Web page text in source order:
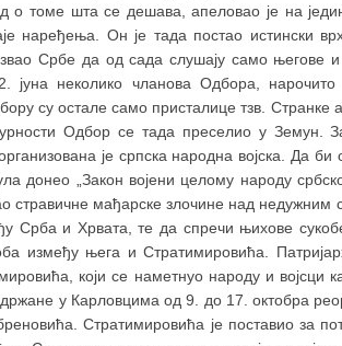
о томе шта се дешава, апеловао је на
наређења. Он је тада постао истински
Србе да од сада слушају само његове
јуна неколико чланова Одбора, нарочито
су остале само присталице тзв. Странке
Одбор се тада преселио у Земун.
је српска народна војска. Да
донео „Закон војени целому народу
стравичне мађарске злочине над
Срба и Хрвата, те да спречи њихове
између њега и Стратимировића.
који се наметнуо народу и војсци
у Карловцима од 9. до 17. октобра
Стратимировића је поставио за